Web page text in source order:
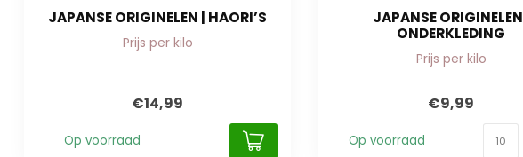
JAPANSE ORIGINELEN | HAORI’S
Prijs per kilo
€14,99
Op voorraad
JAPANSE ORIGINELEN |
ONDERKLEDING
Prijs per kilo
€9,99
Op voorraad